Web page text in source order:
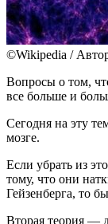
©Wikipedia /
Вопросы о том,
все больше и
Сегодня на эту
мозге.
Если убрать из
тому, что они
Гейзенберга, то
Вторая теория —